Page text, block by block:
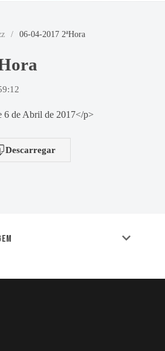
/ 06-04-2017 2ªHora
6 de Abril de 2017</p>
Descarregar